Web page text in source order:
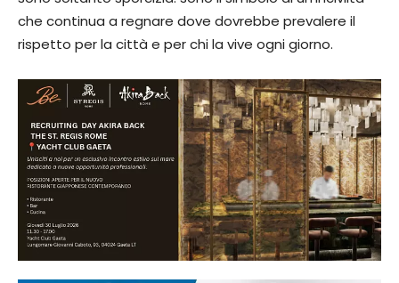
che continua a regnare dove dovrebbe prevalere il
rispetto per la città e per chi la vive ogni giorno.